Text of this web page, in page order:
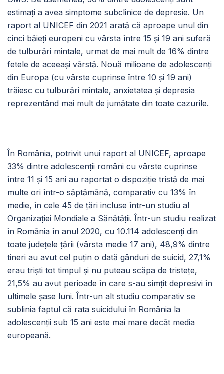
estimați a avea simptome subclinice de depresie. Un
raport al UNICEF din 2021 arată că aproape unul din
cinci băieți europeni cu vârsta între 15 și 19 ani suferă
de tulburări mintale, urmat de mai mult de 16% dintre
fetele de aceeași vârstă. Nouă milioane de adolescenți
din Europa (cu vârste cuprinse între 10 și 19 ani)
trăiesc cu tulburări mintale, anxietatea și depresia
reprezentând mai mult de jumătate din toate cazurile.
În România, potrivit unui raport al UNICEF, aproape
33% dintre adolescenții români cu vârste cuprinse
între 11 și 15 ani au raportat o dispoziție tristă de mai
multe ori într-o săptămână, comparativ cu 13% în
medie, în cele 45 de țări incluse într-un studiu al
Organizației Mondiale a Sănătății. Într-un studiu realizat
în România în anul 2020, cu 10.114 adolescenți din
toate județele țării (vârsta medie 17 ani), 48,9% dintre
tineri au avut cel puțin o dată gânduri de suicid, 27,1%
erau triști tot timpul și nu puteau scăpa de tristețe,
21,5% au avut perioade în care s-au simțit depresivi în
ultimele șase luni. Într-un alt studiu comparativ se
sublinia faptul că rata suicidului în România la
adolescenții sub 15 ani este mai mare decât media
europeană.